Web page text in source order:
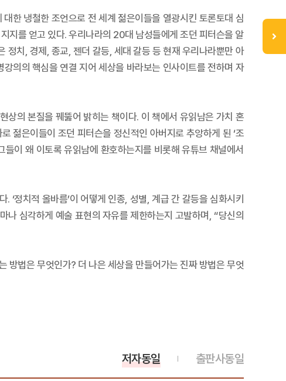
한 냉철한 조언으로 전 세계 젊은이들을 열광시킨 토론토대 심
를 얻고 있다. 우리나라의 20대 남성들에게 조던 피터슨을 알
정치, 경제, 종교, 젠더 갈등, 세대 갈등 등 현재 우리나라뿐만 아
의의 핵심을 연결 지어 세상을 바라보는 인사이트를 전하며 자
상의 본질을 꿰뚫어 밝히는 책이다. 이 책에서 유읽남은 가치 혼
젊은이들이 조던 피터슨을 정신적인 아버지로 추앙하게 된 ‘조
이 왜 이토록 유읽남에 환호하는지를 비롯해 유튜브 채널에서
‘정치적 올바름’이 어떻게 인종, 성별, 계급 간 갈등을 심화시키
심각하게 예술 표현의 자유를 제한하는지 고발하며, “당신의
방법은 무엇인가? 더 나은 세상을 만들어가는 진짜 방법은 무엇
출판사동일
저자동일